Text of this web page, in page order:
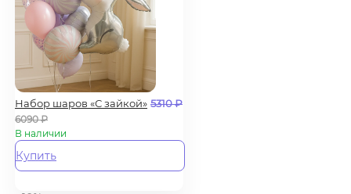
Набор шаров «С зайкой» 5310₽
6090₽
В наличии
Купить